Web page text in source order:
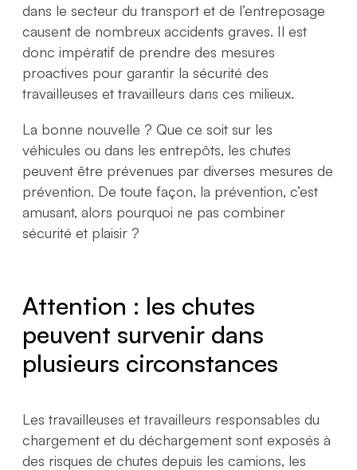
dans le secteur du transport et de l’entreposage
causent de nombreux accidents graves. Il est
donc impératif de prendre des mesures
proactives pour garantir la sécurité des
travailleuses et travailleurs dans ces milieux.
La bonne nouvelle ? Que ce soit sur les
véhicules ou dans les entrepôts, les chutes
peuvent être prévenues par diverses mesures de
prévention. De toute façon, la prévention, c’est
amusant, alors pourquoi ne pas combiner
sécurité et plaisir ?
Attention : les chutes
peuvent survenir dans
plusieurs circonstances
Les travailleuses et travailleurs responsables du
chargement et du déchargement sont exposés à
des risques de chutes depuis les camions, les